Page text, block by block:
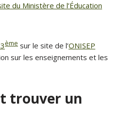
du Ministère de l’Éducation
ème sur le site de l’ONISEP
sur les enseignements et les
trouver un